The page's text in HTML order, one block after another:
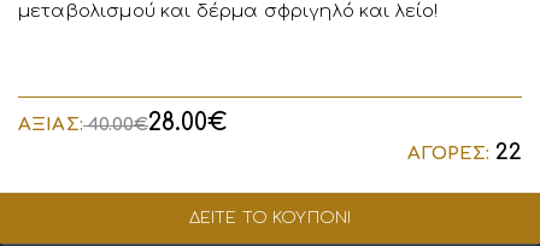
ΔΕΙΤΕ ΤΟ ΚΟΥΠΟΝΙ
μεταβολισμού και δέρμα σφριγηλό και λείο!
ΑΞΙΑΣ:40.00€28.00€
ΑΓΟΡΕΣ: 22